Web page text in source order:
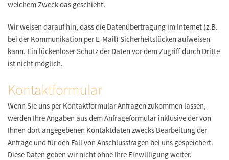
welchem Zweck das geschieht.
Wir weisen darauf hin, dass die Datenübertragung im Internet (z.B.
bei der Kommunikation per E-Mail) Sicherheitslücken aufweisen
kann. Ein lückenloser Schutz der Daten vor dem Zugriff durch Dritte
ist nicht möglich.
Kontaktformular
Wenn Sie uns per Kontaktformular Anfragen zukommen lassen,
werden Ihre Angaben aus dem Anfrageformular inklusive der von
Ihnen dort angegebenen Kontaktdaten zwecks Bearbeitung der
Anfrage und für den Fall von Anschlussfragen bei uns gespeichert.
Diese Daten geben wir nicht ohne Ihre Einwilligung weiter.